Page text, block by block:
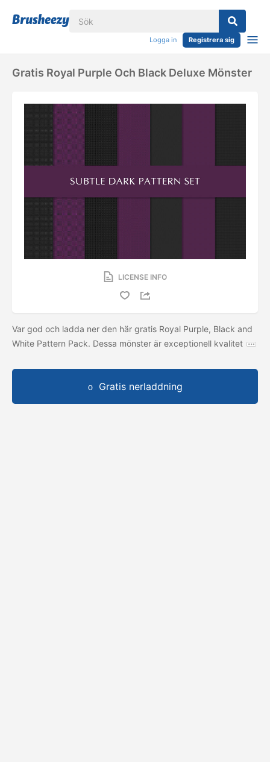
Logga in Registrera sig
Gratis Royal Purple Och Black Deluxe Mönster
LICENSE INFO
Var god och ladda ner den här gratis Royal Purple, Black and
White Pattern Pack. Dessa mönster är exceptionell kvalitet
Gratis nerladdning